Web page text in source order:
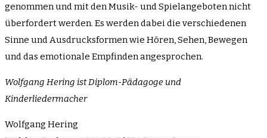
genommen und mit den Musik- und Spielangeboten nicht
überfordert werden. Es werden dabei die verschiedenen
Sinne und Ausdrucksformen wie Hören, Sehen, Bewegen
und das emotionale Empfinden angesprochen.
Wolfgang Hering ist Diplom-Pädagoge und
Kinderliedermacher
Wolfgang Hering